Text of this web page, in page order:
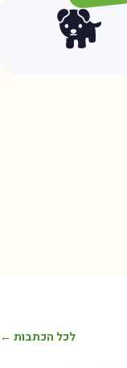
🐕
לכל הכתבות ←